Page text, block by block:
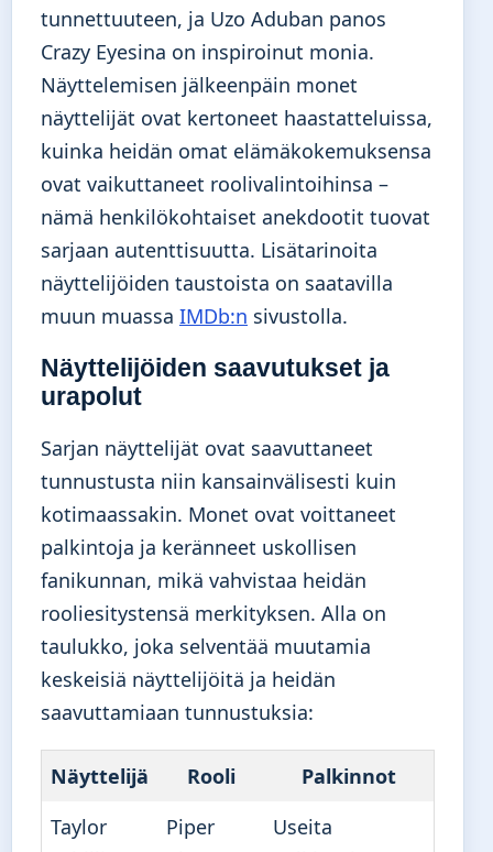
tunnettuuteen, ja Uzo Aduban panos
Crazy Eyesina on inspiroinut monia.
Näyttelemisen jälkeenpäin monet
näyttelijät ovat kertoneet haastatteluissa,
kuinka heidän omat elämäkokemuksensa
ovat vaikuttaneet roolivalintoihinsa –
nämä henkilökohtaiset anekdootit tuovat
sarjaan autenttisuutta. Lisätarinoita
näyttelijöiden taustoista on saatavilla
muun muassa IMDb:n sivustolla.
Näyttelijöiden saavutukset ja
urapolut
Sarjan näyttelijät ovat saavuttaneet
tunnustusta niin kansainvälisesti kuin
kotimaassakin. Monet ovat voittaneet
palkintoja ja keränneet uskollisen
fanikunnan, mikä vahvistaa heidän
rooliesitystensä merkityksen. Alla on
taulukko, joka selventää muutamia
keskeisiä näyttelijöitä ja heidän
saavuttamiaan tunnustuksia:
Näyttelijä Rooli
Palkinnot
Taylor
Piper
Useita